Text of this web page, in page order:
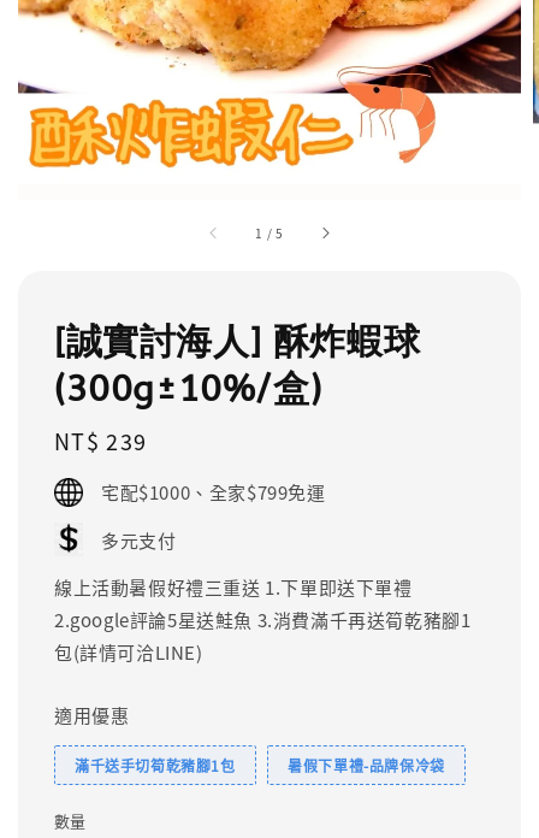
1 /5
[誠實討海人] 酥炸蝦球
(300g±10%/盒)
Regular
price
NT$ 239
宅配$1000、全家$799免運
多元支付
線上活動暑假好禮三重送 1.下單即送下單禮
2.google評論5星送鮭魚 3.消費滿千再送筍乾豬腳1
包(詳情可洽LINE)
適用優惠
滿千送手切筍乾豬腳1包 暑假下單禮-品牌保冷袋
數量